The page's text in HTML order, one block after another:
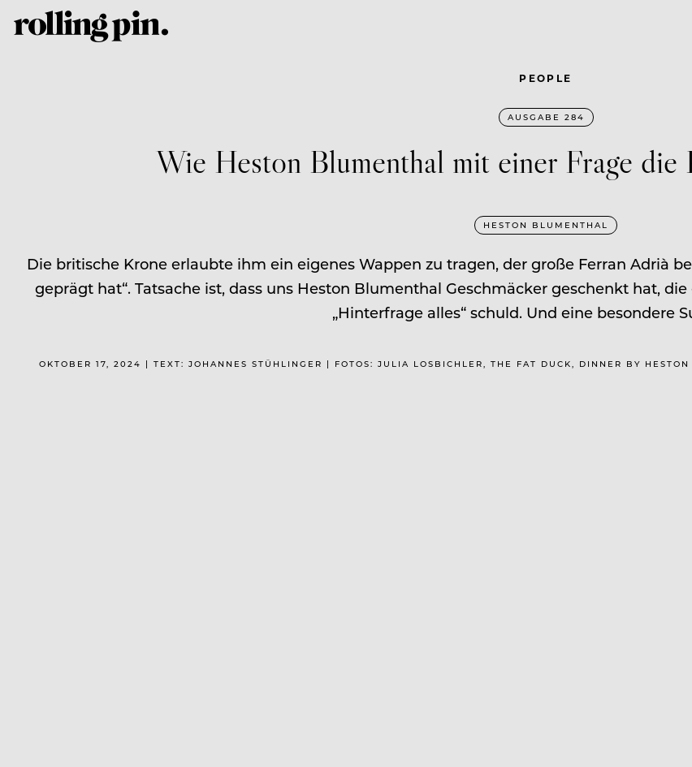
PEOPLE
AUSGABE 284
Wie Heston Blumenthal mit einer Frage die
HESTON BLUMENTHAL
Die britische Krone erlaubte ihm ein eigenes Wappen zu tragen, der große Ferran Adrià
geprägt hat“. Tatsache ist, dass uns Heston Blumenthal Geschmäcker geschenkt hat,
„Hinter­frage alles“ schuld. Und eine besondere
OKTOBER 17, 2024 | TEXT: JOHANNES STÜHLINGER | FOTOS: JULIA LOSBICHLER, THE FAT DUCK, DINNER BY